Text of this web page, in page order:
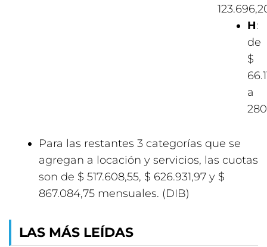
H:
de
$
a
Para las restantes 3 categorías que se
agregan a locación y servicios, las cuotas
son de $ 517.608,55, $ 626.931,97 y $
867.084,75 mensuales. (DIB)
LAS MÁS LEÍDAS